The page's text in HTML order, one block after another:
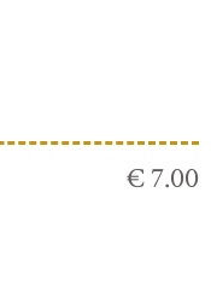
€ 7.00